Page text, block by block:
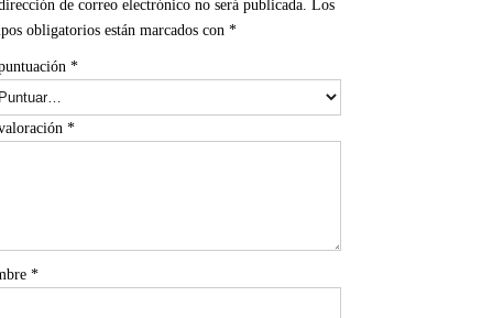
de correo electrónico no será publicada. Los
obligatorios están marcados con *
*
*
*